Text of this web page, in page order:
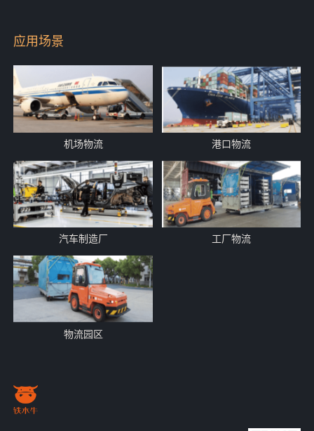
应用场景
机场物流 港口物流
汽车制造厂 工厂物流
物流园区